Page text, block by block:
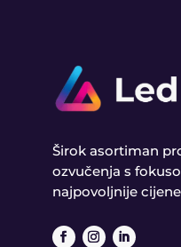
Širok asortiman
ozvučenja s
najpovoljnije